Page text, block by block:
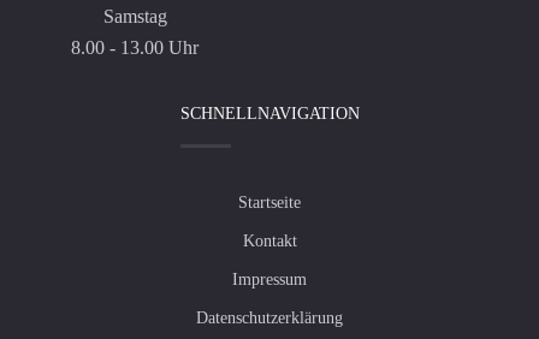
Samstag
8.00 - 13.00 Uhr
SCHNELLNAVIGATION
Startseite
Kontakt
Impressum
Datenschutzerklärung